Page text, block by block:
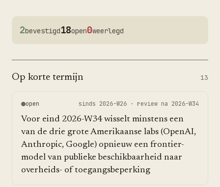
2bevestigd18open0weerlegd
Op korte termijn 13
open sinds 2026-W26 · review na 2026-W34
Voor eind 2026-W34 wisselt minstens een
van de drie grote Amerikaanse labs (OpenAI,
Anthropic, Google) opnieuw een frontier-
model van publieke beschikbaarheid naar
overheids- of toegangsbeperking